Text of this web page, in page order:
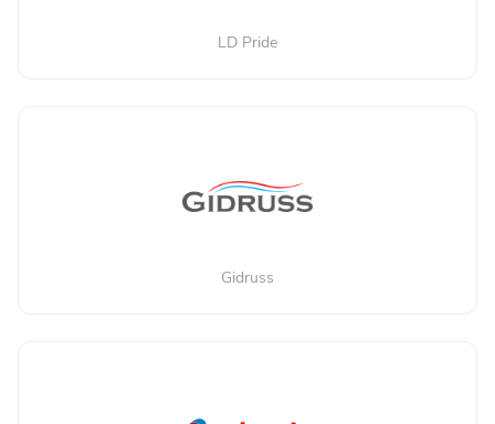
LD Pride
Gidruss